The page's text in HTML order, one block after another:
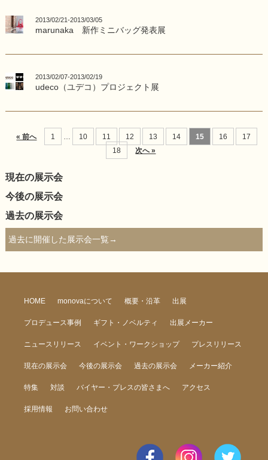
2013/02/21-2013/03/05
marunaka 新作ミニバッグ発表展
2013/02/07-2013/02/19
udeco（ユデコ）プロジェクト展
« 前へ 1 10 11 12 13 14 15 16
17
18
次へ »
現在の展示会
今後の展示会
過去の展示会
過去に開催した展示会一覧→
HOME monovaについて 概要・沿革 出展
プロデュース事例 ギフト・ノベルティ 出展メーカー
ニュースリリース イベント・ワークショップ プレスリリース
現在の展示会 今後の展示会 過去の展示会 メーカー紹介
特集 対談 バイヤー・プレスの皆さまへ アクセス
採用情報 お問い合わせ